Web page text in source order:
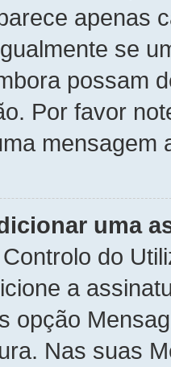
apenas
se
possam
Por favor
mensagem
uma
do
a
opção
Nas suas